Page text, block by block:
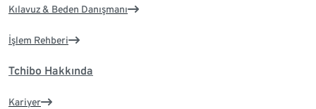
Kılavuz & Beden Danışmanı
İşlem Rehberi
Tchibo Hakkında
Kariyer